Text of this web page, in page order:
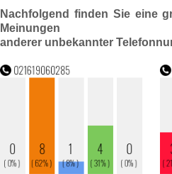
Nachfolgend finden Sie eine
Meinungen
anderer unbekannter